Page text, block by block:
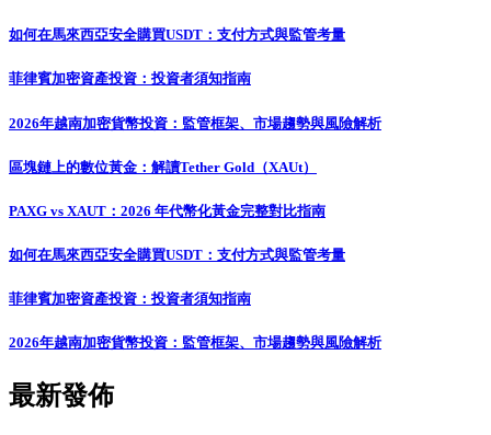
如何在馬來西亞安全購買USDT：支付方式與監管考量
菲律賓加密資產投資：投資者須知指南
2026年越南加密貨幣投資：監管框架、市場趨勢與風險解析
區塊鏈上的數位黃金：解讀Tether Gold（XAUt）
PAXG vs XAUT：2026 年代幣化黃金完整對比指南
如何在馬來西亞安全購買USDT：支付方式與監管考量
菲律賓加密資產投資：投資者須知指南
2026年越南加密貨幣投資：監管框架、市場趨勢與風險解析
最新發佈